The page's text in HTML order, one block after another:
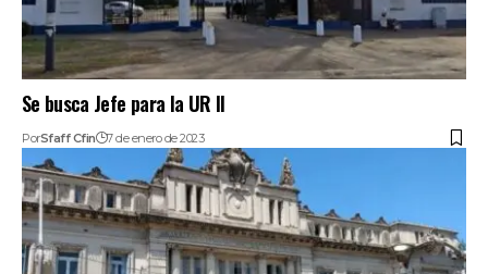
Se busca Jefe para la UR II
PorSfaff Cfin 7 de enero de 2023